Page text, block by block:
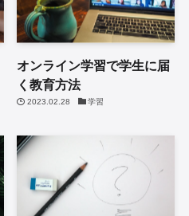
オンライン学習で学生に届
く教育方法
2023.02.28 学習